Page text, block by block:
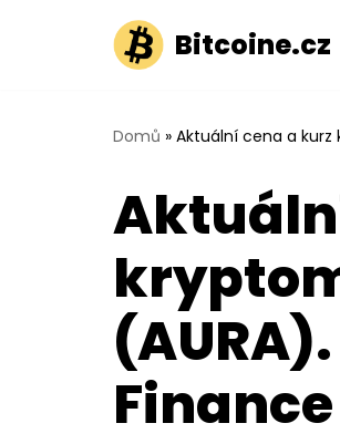
Bitcoine.cz
Domů » Aktuální cena a kurz
Finance